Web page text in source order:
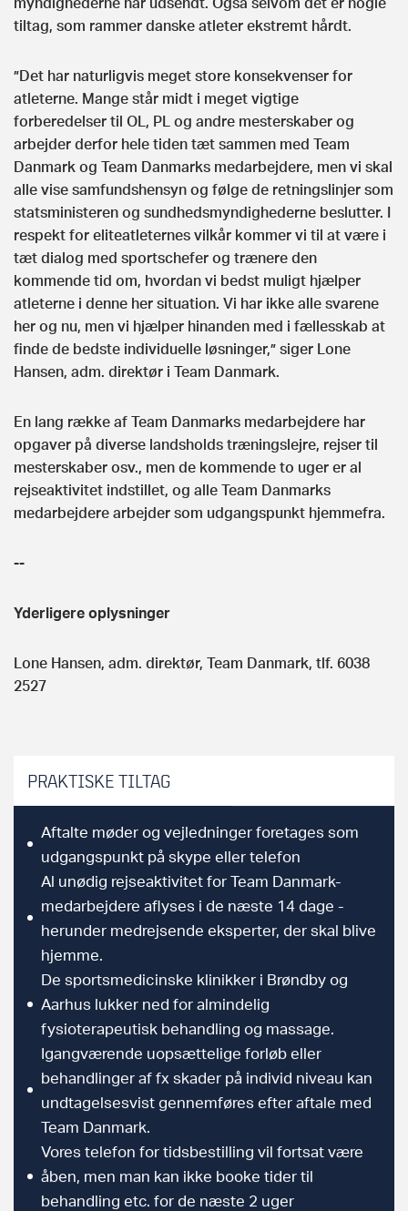
tiltag, som rammer danske atleter ekstremt hårdt.
”Det har naturligvis meget store konsekvenser for
atleterne. Mange står midt i meget vigtige
forberedelser til OL, PL og andre mesterskaber og
arbejder derfor hele tiden tæt sammen med Team
Danmark og Team Danmarks medarbejdere, men vi skal
alle vise samfundshensyn og følge de retningslinjer som
statsministeren og sundhedsmyndighederne beslutter. I
respekt for eliteatleternes vilkår kommer vi til at være i
tæt dialog med sportschefer og trænere den
kommende tid om, hvordan vi bedst muligt hjælper
atleterne i denne her situation. Vi har ikke alle svarene
her og nu, men vi hjælper hinanden med i fællesskab at
finde de bedste individuelle løsninger,” siger Lone
Hansen, adm. direktør i Team Danmark.
En lang række af Team Danmarks medarbejdere har
opgaver på diverse landsholds træningslejre, rejser til
mesterskaber osv., men de kommende to uger er al
rejseaktivitet indstillet, og alle Team Danmarks
medarbejdere arbejder som udgangspunkt hjemmefra.
--
Yderligere oplysninger
Lone Hansen, adm. direktør, Team Danmark, tlf. 6038
2527
PRAKTISKE TILTAG
Aftalte møder og vejledninger foretages som
udgangspunkt på skype eller telefon
Al unødig rejseaktivitet for Team Danmark-
medarbejdere aflyses i de næste 14 dage -
herunder medrejsende eksperter, der skal blive
hjemme.
De sportsmedicinske klinikker i Brøndby og
Aarhus lukker ned for almindelig
fysioterapeutisk behandling og massage.
Igangværende uopsættelige forløb eller
behandlinger af fx skader på individ niveau kan
undtagelsesvist gennemføres efter aftale med
Team Danmark.
Vores telefon for tidsbestilling vil fortsat være
åben, men man kan ikke booke tider til
behandling etc. for de næste 2 uger